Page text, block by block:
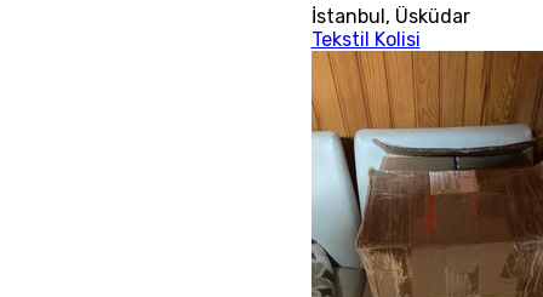
İstanbul, Üsküdar
Tekstil Kolisi